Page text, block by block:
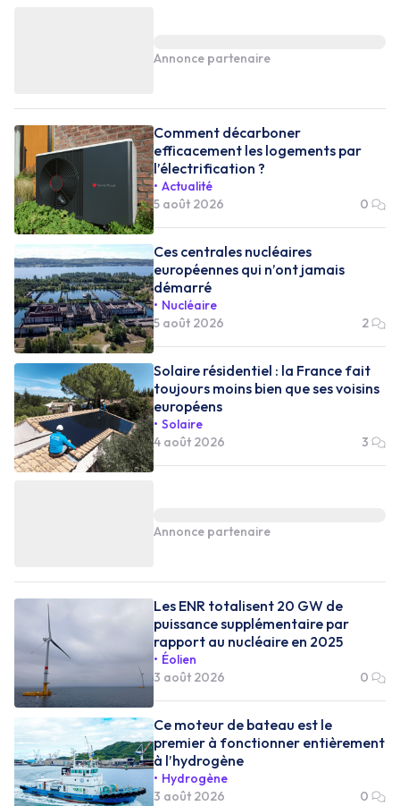
Annonce partenaire
Comment décarboner
efficacement les logements par
l’électrification ?
Actualité
5 août 2026
0
Ces centrales nucléaires
européennes qui n’ont jamais
démarré
Nucléaire
5 août 2026
2
Solaire résidentiel : la France fait
toujours moins bien que ses voisins
européens
Solaire
4 août 2026
3
Annonce partenaire
Les ENR totalisent 20 GW de
puissance supplémentaire par
rapport au nucléaire en 2025
Éolien
3 août 2026
0
Ce moteur de bateau est le
premier à fonctionner entièrement
à l’hydrogène
Hydrogène
3 août 2026
0